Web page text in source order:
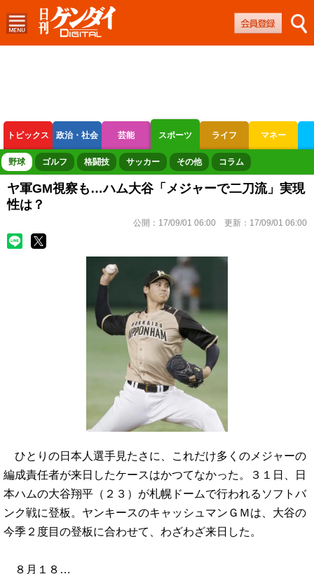
トピックス 政治・社会 芸能 スポーツ ライフ マネー
ボートレース 競輪 オートレース
野球 ゴルフ 格闘技 サッカー その他 コラム
ヤ軍GM視察も…ハム大谷「メジャーで二刀流」実現
性は？
公開： 17/09/01 06:00 更新： 17/09/01 06:00
ひとりの日本人選手見たさに、これだけ多くのメジャーの
編成責任者が来日したケースはかつてなかった。３１日、日
本ハムの大谷翔平（２３）が札幌ドームで行われるソフトバ
ンク戦に登板。ヤンキースのキャッシュマンＧＭは、大谷の
今季２度目の登板に合わせて、わざわざ来日した。
８月１８…